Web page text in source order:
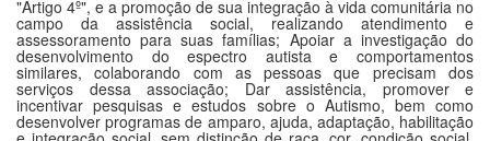
"Artigo 4º", e a promoção de sua integração à vida comunitária no
campo da assistência social, realizando atendimento e
assessoramento para suas famílias; Apoiar a investigação do
desenvolvimento do espectro autista e comportamentos
similares, colaborando com as pessoas que precisam dos
serviços dessa associação; Dar assistência, promover e
incentivar pesquisas e estudos sobre o Autismo, bem como
desenvolver programas de amparo, ajuda, adaptação, habilitação